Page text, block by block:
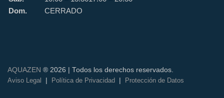
Dom.
CERRADO
AQUAZEN ® 2026 | Todos los derechos reservados.
Aviso Legal
| Política de Privacidad | Protección de Datos